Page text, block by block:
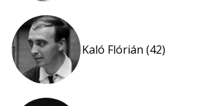
Kaló Flórián (42)